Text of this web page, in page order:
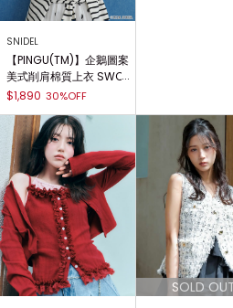
SNIDEL
【PINGU(TM)】企鵝圖案
美式削肩棉質上衣 SWC
T262057
$1,890 30%OFF